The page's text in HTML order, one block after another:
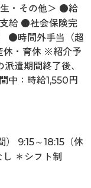
・その他＞ ●給
給 ●社会保険完
●時間外手当（超
・育休 ※紹介予
遣期間終了後、
：時給1,550円
9:15～18:15（休
＊シフト制